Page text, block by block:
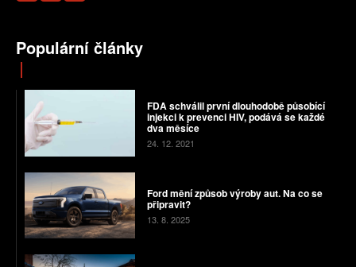
Populární články
FDA schválil první dlouhodobě působící
injekci k prevenci HIV, podává se každé
dva měsíce
24. 12. 2021
Ford mění způsob výroby aut. Na co se
připravit?
13. 8. 2025